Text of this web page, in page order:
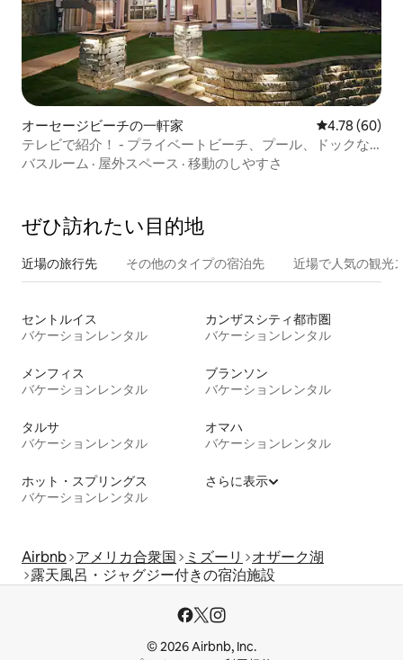
オーセージビーチの一軒家 レビュー60
4.78 (60)
テレビで紹介！ - プライベートビーチ、プール、ドックな
ど
バスルーム · 屋外スペース · 移動のしやすさ
ぜひ訪⁠れ⁠た⁠い目⁠的⁠地
近場の旅行先 その他のタ⁠イ⁠プ⁠の宿⁠泊⁠先 近場で人気の観光
セントルイス
バケーションレンタル
カンザスシティ都市圏
バケーションレンタル
メンフィス
バケーションレンタル
ブランソン
バケーションレンタル
タルサ
バケーションレンタル
オマハ
バケーションレンタル
ホット・スプリングス
バケーションレンタル
さらに表示
Airbnb アメリカ合衆国 ミズーリ
オザーク湖
露天風呂・ジャグジー付きの宿泊施設
© 2026 Airbnb, Inc.